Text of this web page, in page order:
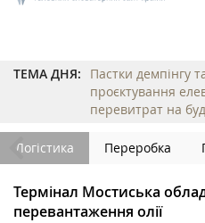
ТЕМА ДНЯ:
Пастки демпінгу
проєктування
перевитрат на
Логістика Переробка
Термінал Мостиська
перевантаження олії